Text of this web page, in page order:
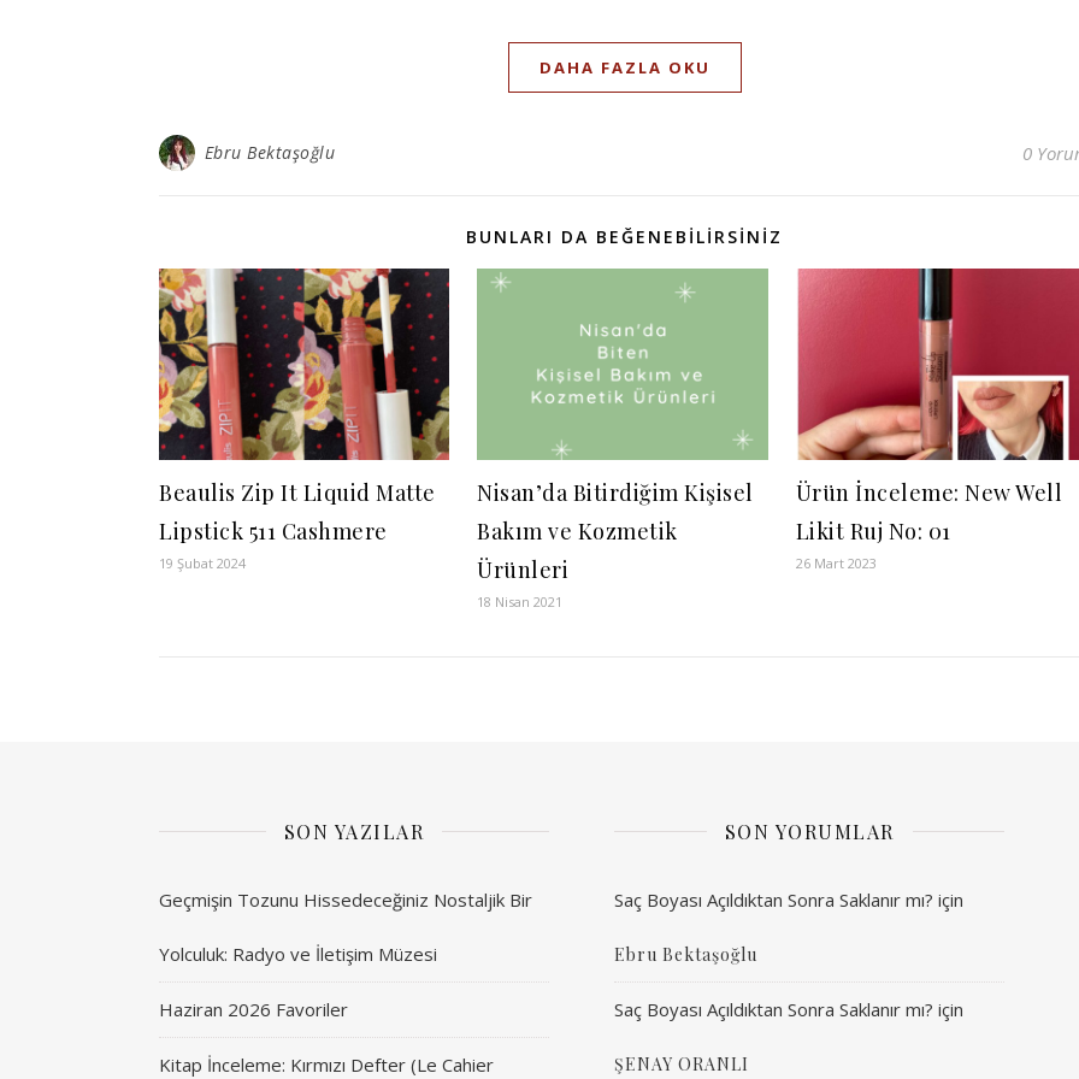
DAHA FAZLA OKU
Ebru Bektaşoğlu 0
BUNLARI DA BEĞENEBILIRSINIZ
Beaulis Zip It Liquid Matte
Lipstick 511 Cashmere
19 Şubat 2024
Nisan’da Bitirdiğim Kişisel
Bakım ve Kozmetik
Ürünleri
18 Nisan 2021
Ürün İnceleme: New Well
Likit Ruj No: 01
26 Mart 2023
SON YAZILAR
Geçmişin Tozunu Hissedeceğiniz Nostaljik Bir
Yolculuk: Radyo ve İletişim Müzesi
Haziran 2026 Favoriler
Kitap İnceleme: Kırmızı Defter (Le Cahier
SON YORUMLAR
Saç Boyası Açıldıktan Sonra Saklanır mı? için
Ebru Bektaşoğlu
Saç Boyası Açıldıktan Sonra Saklanır mı? için
ŞENAY ORANLI